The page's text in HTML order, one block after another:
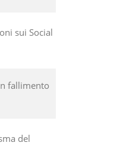
sui Social
fallimento
del